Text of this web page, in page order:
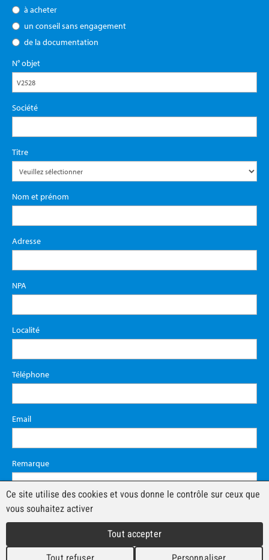
à acheter
un conseil sans engagement
de la documentation
N° objet
Société
Titre
Nom et prénom
Adresse
NPA
Localité
Téléphone
Email
Remarque
Ce site utilise des cookies et vous donne le contrôle sur ceux que
vous souhaitez activer
Tout accepter